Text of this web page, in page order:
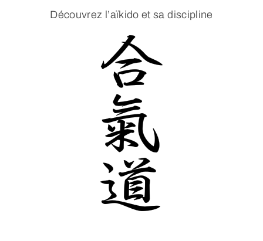
A propos
Inscription, horaires, tarifs & dojo
Découvrez l’aïkido et sa discipline